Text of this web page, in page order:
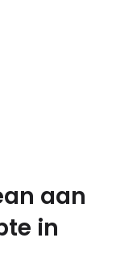
aan
in